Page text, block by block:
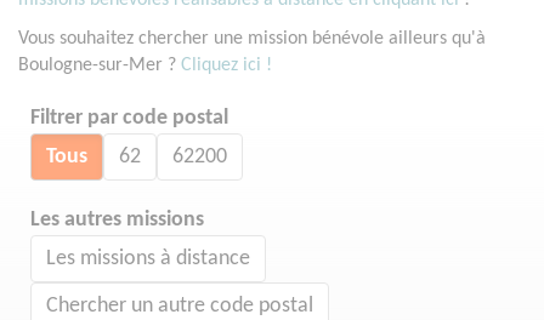
Vous souhaitez chercher une mission bénévole ailleurs qu'à
Boulogne-sur-Mer ? Cliquez ici !
Filtrer par code postal
Tous 62 62200
Les autres missions
Les missions à distance
Chercher un autre code postal